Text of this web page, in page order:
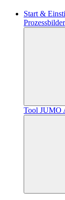
Start &
Tool JUMO